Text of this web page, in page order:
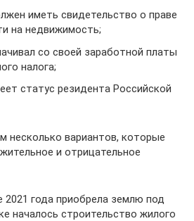
иметь свидетельство о праве
на недвижимость;
со своей заработной платы
налога;
статус резидента Российской
несколько вариантов, которые
и отрицательное
2021 года приобрела землю под
началось строительство жилого